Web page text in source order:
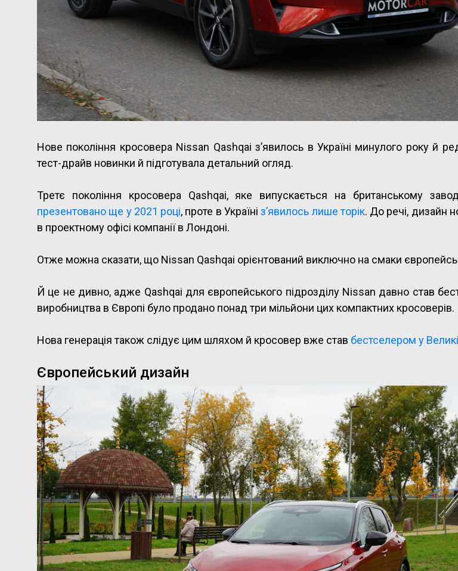
Нове покоління кросовера Nissan Qashqai з’явилось в Україні минулого року й
тест-драйв новинки й підготувала детальний огляд.
Третє покоління кросовера Qashqai, яке випускається на британському
презентовано ще у 2021 році, проте в Україніз’явилось лише торік. До речі, дизайн
в проектному офісі компанії в Лондоні.
Отже можна сказати, що Nissan Qashqai орієнтований виключно на смаки
Й це не дивно, адже Qashqai для європейського підрозділу Nissan давно став
виробництва в Європі було продано понад три мільйони цих компактних кросоверів.
Нова генерація також слідує цим шляхом й кросовер вже став бестселером у
Європейський дизайн